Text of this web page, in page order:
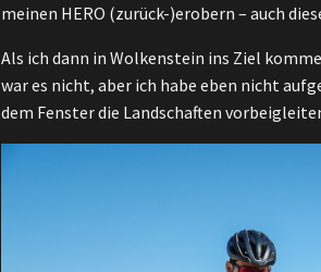
meinen HERO (zurück-)erobern – auch
Als ich dann in Wolkenstein ins Ziel
war es nicht, aber ich habe eben nicht
dem Fenster die Landschaften